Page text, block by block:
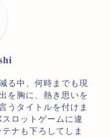
る中、何時までも現
を胸に、熱き思いを
うタイトルを付けま
ロットゲームに違
ナも下ろしてしま